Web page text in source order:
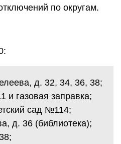
по округам.
д. 32, 34, 36, 38;
и газовая заправка;
сад №114;
д. 36 (библиотека);